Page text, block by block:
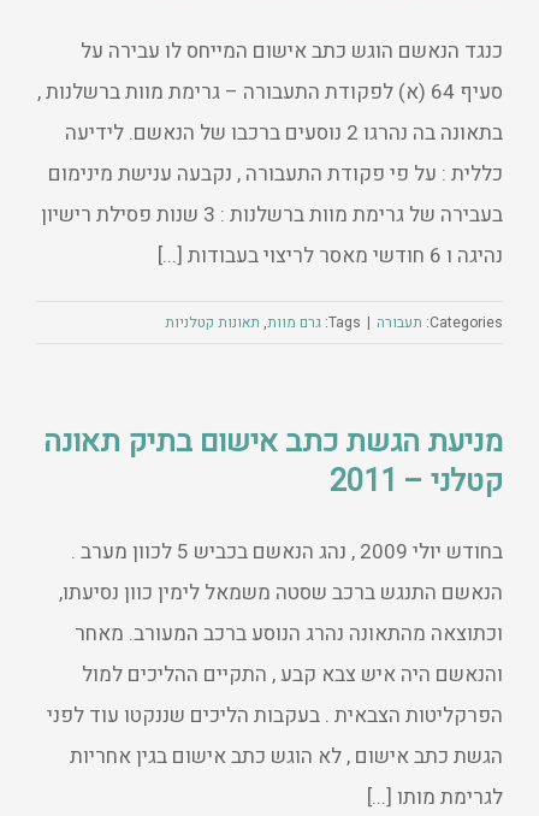
כנגד הנאשם הוגש כתב אישום המייחס לו עבירה על
סעיף 64 (א) לפקודת התעבורה – גרימת מוות ברשלנות ,
בתאונה בה נהרגו 2 נוסעים ברכבו של הנאשם. לידיעה
כללית : על פי פקודת התעבורה , נקבעה ענישת מינימום
בעבירה של גרימת מוות ברשלנות : 3 שנות פסילת רישיון
נהיגה ו 6 חודשי מאסר לריצוי בעבודות [...]
Categories: תעבורה |
Tags: גרם מוות, תאונות קטלניות
מניעת הגשת כתב אישום בתיק תאונה
קטלני – 2011
בחודש יולי 2009 , נהג הנאשם בכביש 5 לכוון מערב .
הנאשם התנגש ברכב שסטה משמאל לימין כוון נסיעתו,
וכתוצאה מהתאונה נהרג הנוסע ברכב המעורב. מאחר
והנאשם היה איש צבא קבע , התקיים ההליכים למול
הפרקליטות הצבאית . בעקבות הליכים שננקטו עוד לפני
הגשת כתב אישום , לא הוגש כתב אישום בגין אחריות
לגרימת מותו [...]